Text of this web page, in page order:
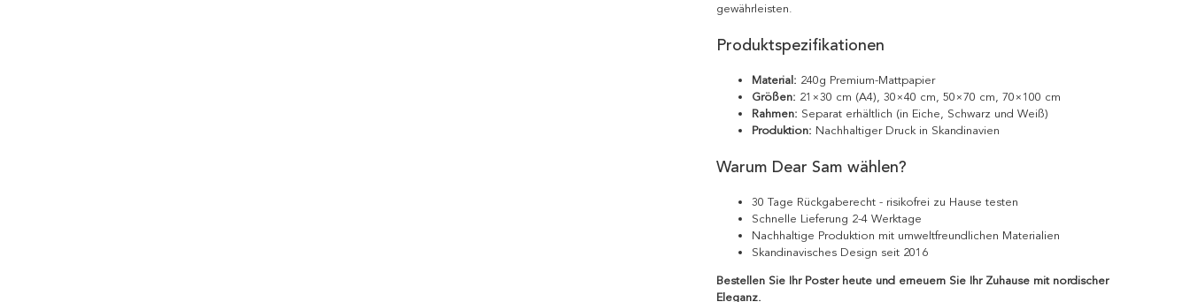
gewährleisten.
Produktspezifikationen
Material: 240g Premium-Mattpapier
Größen: 21×30 cm (A4), 30×40 cm, 50×70 cm, 70×100 cm
Rahmen: Separat erhältlich (in Eiche, Schwarz und Weiß)
Produktion: Nachhaltiger Druck in Skandinavien
Warum Dear Sam wählen?
30 Tage Rückgaberecht - risikofrei zu Hause testen
Schnelle Lieferung 2-4 Werktage
Nachhaltige Produktion mit umweltfreundlichen Materialien
Skandinavisches Design seit 2016
Bestellen Sie Ihr Poster heute und erneuern Sie Ihr Zuhause mit nordischer
Eleganz.